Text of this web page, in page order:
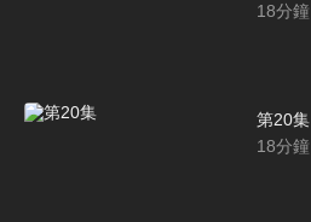
18分鐘
第20集
18分鐘